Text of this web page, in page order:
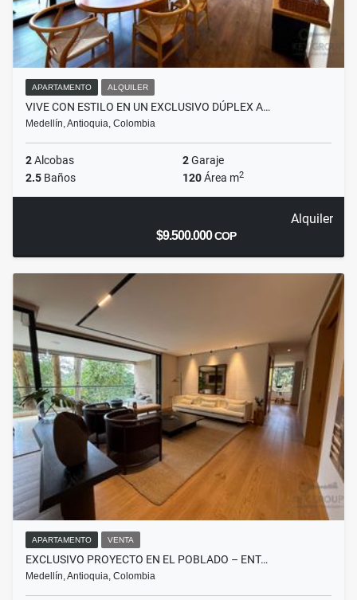
APARTAMENTO ALQUILER
VIVE CON ESTILO EN UN EXCLUSIVO DÚPLEX A…
Medellín, Antioquia, Colombia
2Alcobas 2Garaje
2.5 Baños 120Área m2
Alquiler
$9.500.000COP
APARTAMENTO VENTA
EXCLUSIVO PROYECTO EN EL POBLADO – ENT…
Medellín, Antioquia, Colombia